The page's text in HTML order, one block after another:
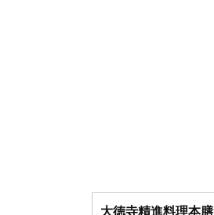
大徳寺精進料理本膳